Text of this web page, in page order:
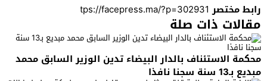
رابط مختصر
مقالات ذات صلة
محكمة الاستئناف بالدار البيضاء تدين الوزير السابق محمد
مبديع بـ13 سنة سجنا نافذا